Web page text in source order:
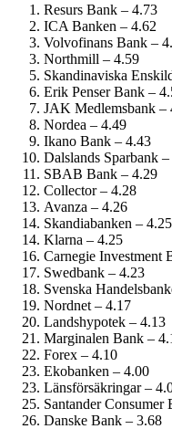
Resurs Bank – 4.73
ICA Banken – 4.62
Volvofinans Bank –
Northmill – 4.59
Skandinaviska
Erik Penser Bank –
JAK Medlemsbank –
Nordea – 4.49
Ikano Bank – 4.43
Dalslands Sparbank
SBAB Bank – 4.29
Collector – 4.28
Avanza – 4.26
Skandiabanken – 4.25
Klarna – 4.25
Carnegie Investment
Swedbank – 4.23
Svenska
Nordnet – 4.17
Landshypotek – 4.13
Marginalen Bank –
Forex – 4.10
Ekobanken – 4.00
Länsförsäkringar –
Santander Consumer
Danske Bank – 3.68